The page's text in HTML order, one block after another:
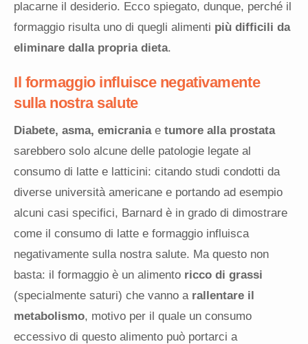
placarne il desiderio. Ecco spiegato, dunque, perché il
formaggio risulta uno di quegli alimenti più difficili da
eliminare dalla propria dieta.
Il formaggio influisce negativamente
sulla nostra salute
Diabete, asma, emicrania e tumore alla prostata
sarebbero solo alcune delle patologie legate al
consumo di latte e latticini: citando studi condotti da
diverse università americane e portando ad esempio
alcuni casi specifici, Barnard è in grado di dimostrare
come il consumo di latte e formaggio influisca
negativamente sulla nostra salute. Ma questo non
basta: il formaggio è un alimento ricco di grassi
(specialmente saturi) che vanno a rallentare il
metabolismo, motivo per il quale un consumo
eccessivo di questo alimento può portarci a